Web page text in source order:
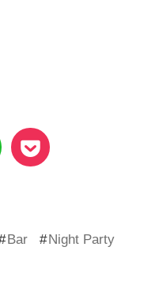
Bar Night Party